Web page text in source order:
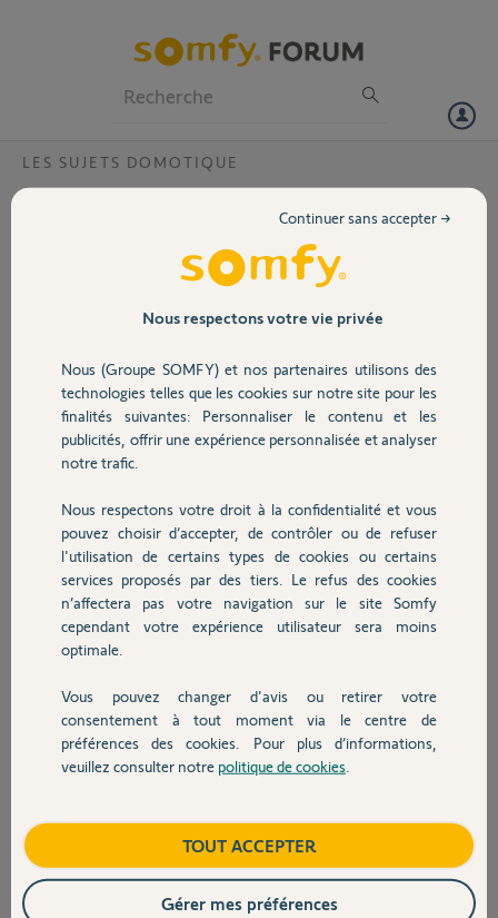
Volet
Sécurité
Domotique
Chauffage
Autres produits
Devis avec un pro
Contact
LES SUJETS DOMOTIQUE
Suppression scenarios persitants
Certains scenarios continuent d'opérer malgré dans un premier
suppression. Ceci est un peu génant car il s'agit de scenario de
A la lecture de posts similaires il semble que l'intervention d'un
Yellow soit nécessaire.
Voici le PIN de ma Tahoma Switch: 2024-9069-4679
noms de mémoire :
Planif fermeture volets haut
Planif fermeture volets bas
J'avais noté aussi des dysfonctionnements au niveau d'un scenario
de chauffage qui continuait de tourner semble t il même après être
oeil au scenario "Romane S-WE" et voir si quelque chose cloche sans
l'effacer cela serait super.
Un grand merci d'avance!
Alex
Alex M.
il y a environ 2 ans
Nous respectons votre vie privée
Nous (Groupe SOMFY) et nos partenaires utilisons des
technologies telles que les cookies sur notre site pour les
finalités suivantes: Personnaliser le contenu et les
publicités, offrir une expérience personnalisée et analyser
notre trafic.
Nous respectons votre droit à la confidentialité et vous
pouvez choisir d’accepter, de contrôler ou de refuser
l'utilisation de certains types de cookies ou certains
services proposés par des tiers. Le refus des cookies
n’affectera pas votre navigation sur le site Somfy
cependant votre expérience utilisateur sera moins
optimale.
Vous pouvez changer d'avis ou retirer votre
consentement à tout moment via le centre de
préférences des cookies. Pour plus d’informations,
veuillez consulter notre politique de cookies
Continuer sans accepter →
TOUT ACCEPTER
Gérer mes préférences